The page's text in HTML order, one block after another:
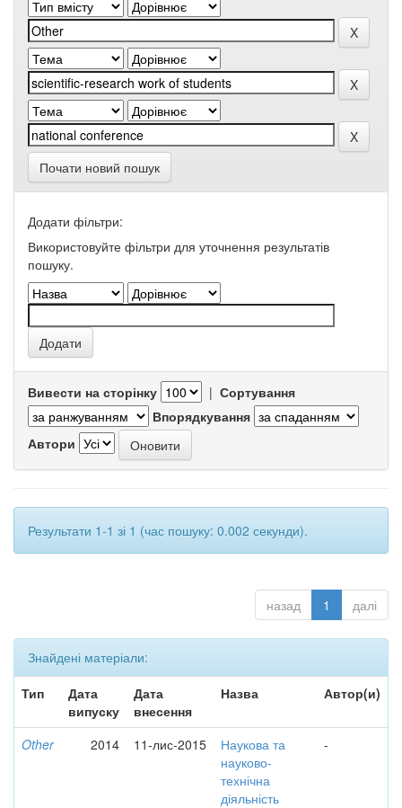
Почати новий пошук
Додати фільтри:
Використовуйте фільтри для уточнення результатів
пошуку.
Вивести на сторінку | Сортування
Впорядкування
Автори
Результати 1-1 зі 1 (час пошуку: 0.002 секунди).
назад 1 далі
Знайдені матеріали:
Тип
Дата
випуску
Дата
внесення
Назва Автор(и)
Other 2014 11-лис-2015
Наукова та
науково-
технічна
діяльність
-